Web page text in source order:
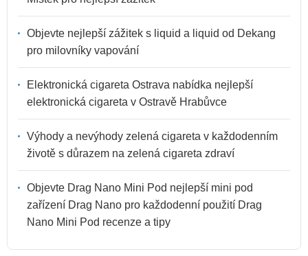
Objevte nejlepší zážitek s liquid a liquid od Dekang
pro milovníky vapování
Elektronická cigareta Ostrava nabídka nejlepší
elektronická cigareta v Ostravě Hrabůvce
Výhody a nevýhody zelená cigareta v každodenním
životě s důrazem na zelená cigareta zdraví
Objevte Drag Nano Mini Pod nejlepší mini pod
zařízení Drag Nano pro každodenní použití Drag
Nano Mini Pod recenze a tipy